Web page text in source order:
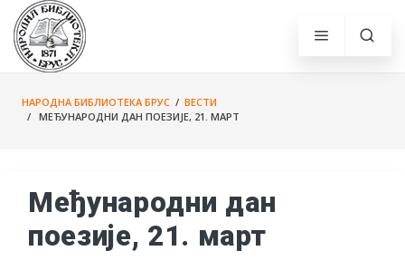
НАРОДНА БИБЛИОТЕКА БРУС / ВЕСТИ
/ МЕЂУНАРОДНИ ДАН ПОЕЗИЈЕ, 21. МАРТ
Међународни дан
поезије, 21. март